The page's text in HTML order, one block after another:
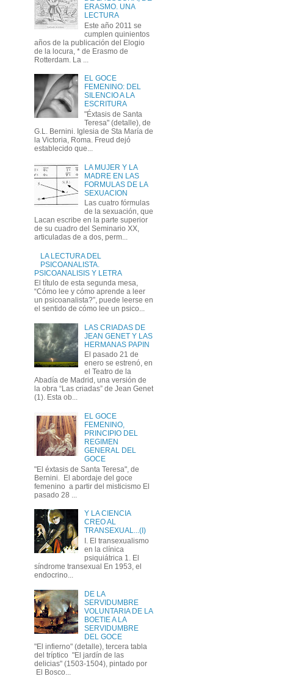
ERASMO. UNA
LECTURA
Este año 2011 se
cumplen quinientos
años de la publicación del Elogio
de la locura, * de Erasmo de
Rotterdam. La ...
EL GOCE
FEMENINO: DEL
SILENCIO A LA
ESCRITURA
"Éxtasis de Santa
Teresa" (detalle), de
G.L. Bernini. Iglesia de Sta María de
la Victoria, Roma. Freud dejó
establecido que...
LA MUJER Y LA
MADRE EN LAS
FORMULAS DE LA
SEXUACION
Las cuatro fórmulas
de la sexuación, que
Lacan escribe en la parte superior
de su cuadro del Seminario XX,
articuladas de a dos, perm...
LA LECTURA DEL
PSICOANALISTA.
PSICOANALISIS Y LETRA
El título de esta segunda mesa,
“Cómo lee y cómo aprende a leer
un psicoanalista?”, puede leerse en
el sentido de cómo lee un psico...
LAS CRIADAS DE
JEAN GENET Y LAS
HERMANAS PAPIN
El pasado 21 de
enero se estrenó, en
el Teatro de la
Abadía de Madrid, una versión de
la obra “Las criadas” de Jean Genet
(1). Esta ob...
EL GOCE
FEMENINO,
PRINCIPIO DEL
REGIMEN
GENERAL DEL
GOCE
"El éxtasis de Santa Teresa", de
Bernini. El abordaje del goce
femenino a partir del misticismo El
pasado 28 ...
Y LA CIENCIA
CREO AL
TRANSEXUAL...(I)
I. El transexualismo
en la clínica
psiquiátrica 1. El
síndrome transexual En 1953, el
endocrino...
DE LA
SERVIDUMBRE
VOLUNTARIA DE LA
BOETIE A LA
SERVIDUMBRE
DEL GOCE
"El infierno" (detalle), tercera tabla
del tríptico "El jardín de las
delicias" (1503-1504), pintado por
El Bosco...